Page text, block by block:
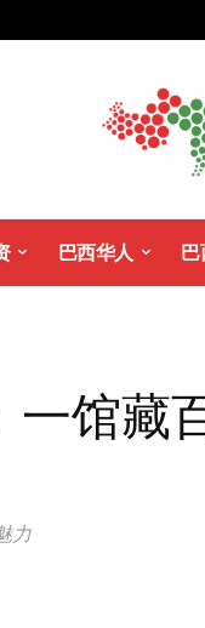
巴西华人 巴
一馆藏
力